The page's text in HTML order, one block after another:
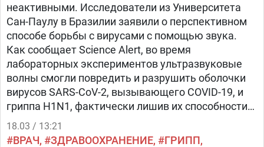
неактивными. Исследователи из Университета
Сан-Паулу в Бразилии заявили о перспективном
способе борьбы с вирусами с помощью звука.
Как сообщает Science Alert, во время
лабораторных экспериментов ультразвуковые
волны смогли повредить и разрушить оболочки
вирусов SARS-CoV-2, вызывающего COVID-19, и
гриппа H1N1, фактически лишив их способности
заражать клетки.
18.03 / 13:21
ВРАЧ ЗДРАВООХРАНЕНИЕ
ГРИПП